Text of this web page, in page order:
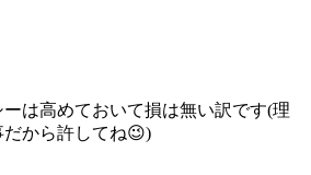
は高めておいて損は無い訳です(理
から許してね😉)